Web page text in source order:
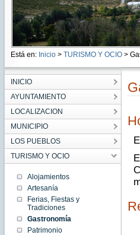
Está en: Inicio > TURISMO Y OCIO>
INICIO
AYUNTAMIENTO
LOCALIZACION
MUNICIPIO
LOS PUEBLOS
TURISMO Y OCIO
Alojamientos
Artesanía
Ferias, Fiestas y
Tradiciones
Gastronomía
Patrimonio